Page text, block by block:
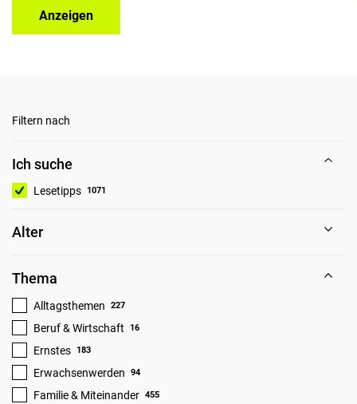
Anzeigen
Filtern nach
Ich suche
Lesetipps 1071
Alter
Thema
Alltagsthemen 227
Beruf & Wirtschaft 16
Ernstes 183
Erwachsenwerden 94
Familie & Miteinander 455